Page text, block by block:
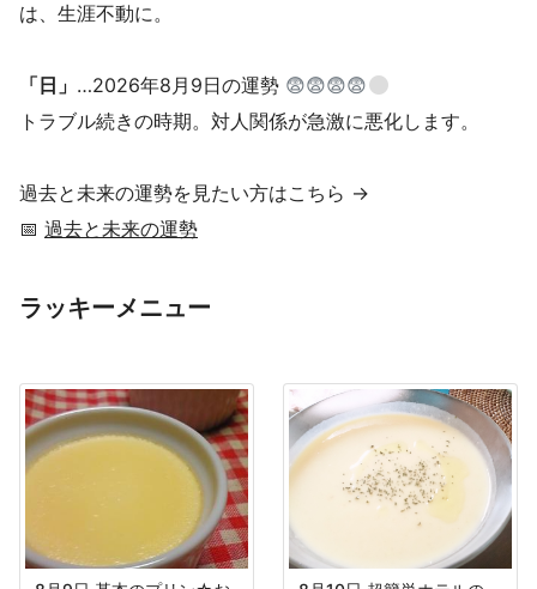
は、生涯不動に。
「日」 …2026年8月9日の運勢 😨😨😨😨
トラブル続きの時期。対人関係が急激に悪化します。
過去と未来の運勢を見たい方はこちら →
📅 過去と未来の運勢
ラッキーメニュー